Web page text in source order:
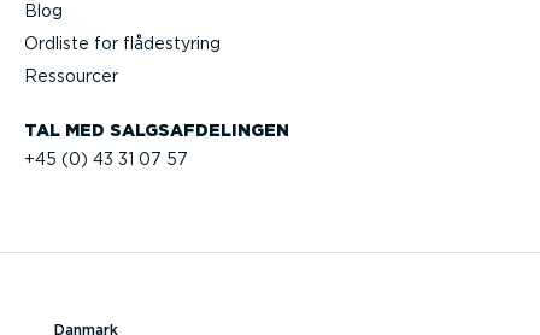
TAL MED SALGS­AF­DE­LINGEN
+45 (0) 43 31 07 57
Blog
Ordliste for flådestyring
Ressourcer
Danmark